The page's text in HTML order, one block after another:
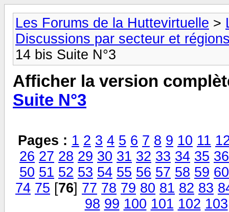
Les Forums de la Huttevirtuelle >
Discussions par secteur et
14 bis Suite N°3
Afficher la version
Suite N°3
Pages : 1 2 3 4 5 6 7 8 9 10 11
26 27 28 29 30 31 32 33 34 35 36
50 51 52 53 54 55 56 57 58 59 60
74 75 [76] 77 78 79 80 81 82 83
98 99 100 101 102 103